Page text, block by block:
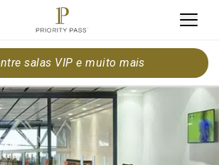
salas VIP e muito mais